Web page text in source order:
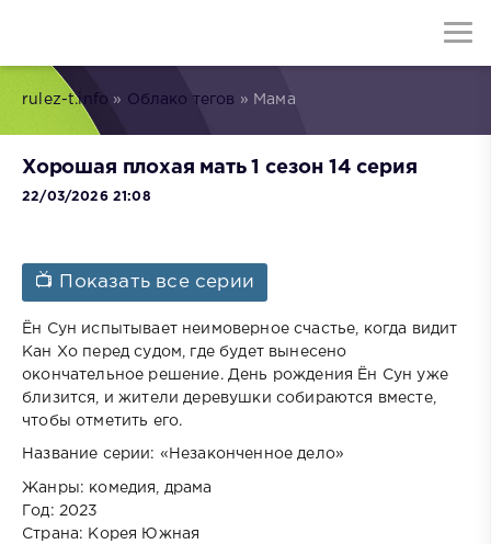
rulez-t.info » Облако тегов » Мама
Хорошая плохая мать 1 сезон 14 серия
22/03/2026 21:08
📺 Показать все серии
Ён Сун испытывает неимоверное счастье, когда видит
Кан Хо перед судом, где будет вынесено
окончательное решение. День рождения Ён Сун уже
близится, и жители деревушки собираются вместе,
чтобы отметить его.
Название серии: «Незаконченное дело»
Жанры: комедия, драма
Год: 2023
Страна: Корея Южная